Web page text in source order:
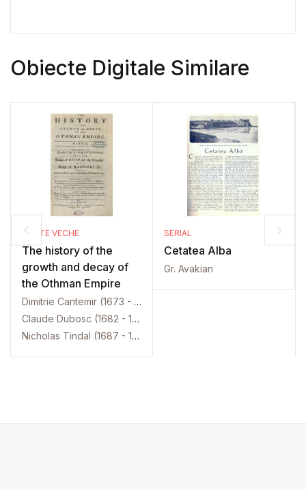
Obiecte Digitale Similare
CARTE VECHE
The history of the
growth and decay of
the Othman Empire
Dimitrie Cantemir (1673 - 1723)
Claude Dubosc (1682 - 1745)
Nicholas Tindal (1687 - 1774)
SERIAL
Cetatea Alba
Gr. Avakian